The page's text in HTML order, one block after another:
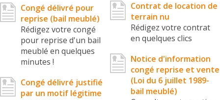
Congé délivré pour
reprise (bail meublé)
Rédigez votre congé
pour reprise d'un bail
meublé en quelques
minutes !
Congé délivré justifié
par un motif légitime
Contrat de location de
terrain nu
Rédigez votre contrat
en quelques clics
Notice d'information
congé reprise et vente
(Loi du 6 juillet 1989-
bail meublé)